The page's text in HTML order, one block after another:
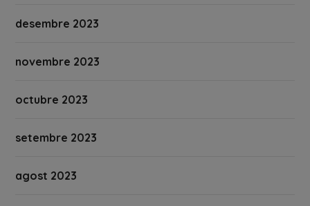
desembre 2023
novembre 2023
octubre 2023
setembre 2023
agost 2023